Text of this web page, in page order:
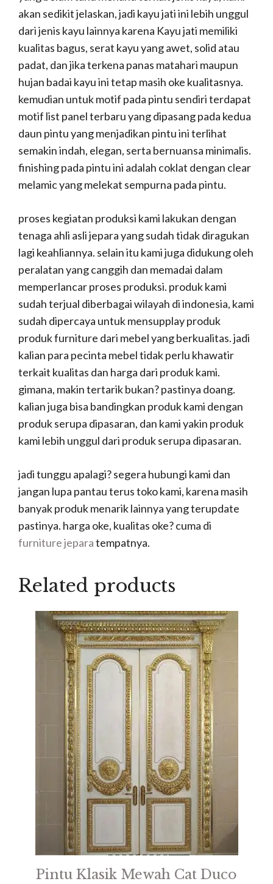
akan sedikit jelaskan, jadi kayu jati ini lebih unggul
dari jenis kayu lainnya karena Kayu jati memiliki
kualitas bagus, serat kayu yang awet, solid atau
padat, dan jika terkena panas matahari maupun
hujan badai kayu ini tetap masih oke kualitasnya.
kemudian untuk motif pada pintu sendiri terdapat
motif list panel terbaru yang dipasang pada kedua
daun pintu yang menjadikan pintu ini terlihat
semakin indah, elegan, serta bernuansa minimalis.
finishing pada pintu ini adalah coklat dengan clear
melamic yang melekat sempurna pada pintu.
proses kegiatan produksi kami lakukan dengan
tenaga ahli asli jepara yang sudah tidak diragukan
lagi keahliannya. selain itu kami juga didukung oleh
peralatan yang canggih dan memadai dalam
memperlancar proses produksi. produk kami
sudah terjual diberbagai wilayah di indonesia, kami
sudah dipercaya untuk mensupplay produk
produk furniture dari mebel yang berkualitas. jadi
kalian para pecinta mebel tidak perlu khawatir
terkait kualitas dan harga dari produk kami.
gimana, makin tertarik bukan? pastinya doang.
kalian juga bisa bandingkan produk kami dengan
produk serupa dipasaran, dan kami yakin produk
kami lebih unggul dari produk serupa dipasaran.
jadi tunggu apalagi? segera hubungi kami dan
jangan lupa pantau terus toko kami, karena masih
banyak produk menarik lainnya yang terupdate
pastinya. harga oke, kualitas oke? cuma di
furniture jeparatempatnya.
Related products
Pintu Klasik Mewah Cat Duco